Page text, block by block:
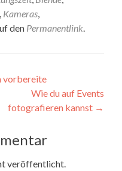
Kameras
den Permanentlink
vorbereite
Wie du auf Events
fotografieren kannst →
veröffentlicht.